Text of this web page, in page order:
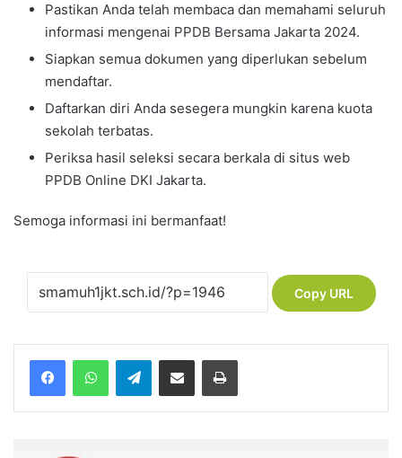
Pastikan Anda telah membaca dan memahami seluruh
informasi mengenai PPDB Bersama Jakarta 2024.
Siapkan semua dokumen yang diperlukan sebelum
mendaftar.
Daftarkan diri Anda sesegera mungkin karena kuota
sekolah terbatas.
Periksa hasil seleksi secara berkala di situs web
PPDB Online DKI Jakarta.
Semoga informasi ini bermanfaat!
Copy URL